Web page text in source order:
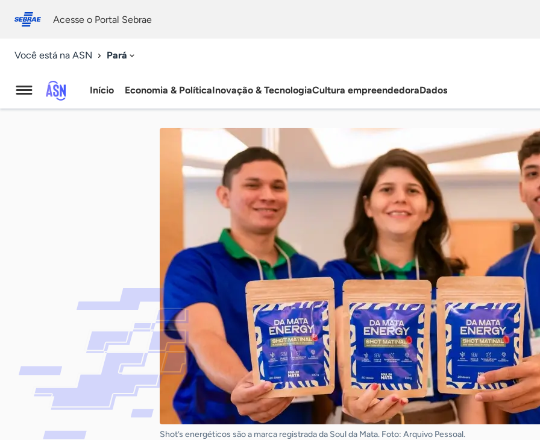
conosco
Acesse o Portal Sebrae
Você está na ASN Pará
Agência
Início Economia & PolíticaInovação & TecnologiaCultura empreendedoraDados
Shot’s energéticos são a marca registrada da Soul da Mata. Foto: Arquivo Pessoal.